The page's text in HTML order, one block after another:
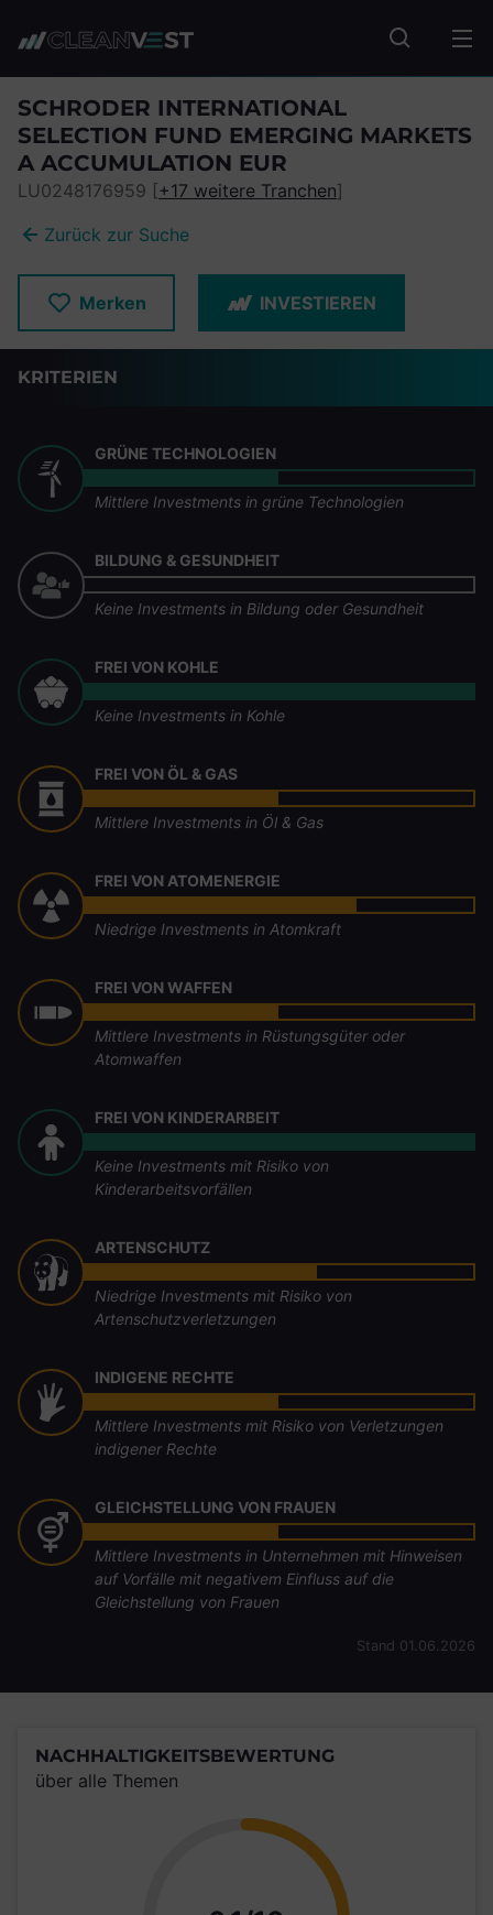
Fonds
SCHRODER INTERNATIONAL
SELECTION FUND EMERGING MARKETS
A ACCUMULATION EUR
LU0248176959 [+17 weitere Tranchen]
Zurück zur Suche
Merken INVESTIEREN
KRITERIEN
GRÜNE TECHNOLOGIEN
Mittlere Investments in grüne Technologien
BILDUNG & GESUNDHEIT
Keine Investments in Bildung oder Gesundheit
FREI VON KOHLE
Keine Investments in Kohle
FREI VON ÖL & GAS
Mittlere Investments in Öl & Gas
FREI VON ATOMENERGIE
Niedrige Investments in Atomkraft
FREI VON WAFFEN
Mittlere Investments in Rüstungsgüter oder
Atomwaffen
FREI VON KINDERARBEIT
Keine Investments mit Risiko von
Kinderarbeitsvorfällen
ARTENSCHUTZ
Niedrige Investments mit Risiko von
Artenschutzverletzungen
INDIGENE RECHTE
Mittlere Investments mit Risiko von Verletzungen
indigener Rechte
GLEICHSTELLUNG VON FRAUEN
Mittlere Investments in Unternehmen mit Hinweisen
auf Vorfälle mit negativem Einfluss auf die
Gleichstellung von Frauen
Stand 01.06.2026
NACHHALTIGKEITSBEWERTUNG
über alle Themen